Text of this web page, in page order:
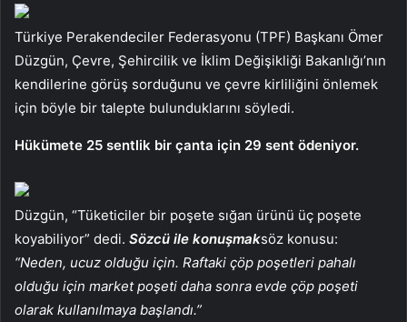
Türkiye Perakendeciler Federasyonu (TPF) Başkanı Ömer
Düzgün, Çevre, Şehircilik ve İklim Değişikliği Bakanlığı’nın
kendilerine görüş sorduğunu ve çevre kirliliğini önlemek
için böyle bir talepte bulunduklarını söyledi.
Hükümete 25 sentlik bir çanta için 29 sent ödeniyor.
Düzgün, “Tüketiciler bir poşete sığan ürünü üç poşete
koyabiliyor” dedi. Sözcü ile konuşmaksöz konusu:
“Neden, ucuz olduğu için. Raftaki çöp poşetleri pahalı
olduğu için market poşeti daha sonra evde çöp poşeti
olarak kullanılmaya başlandı.”